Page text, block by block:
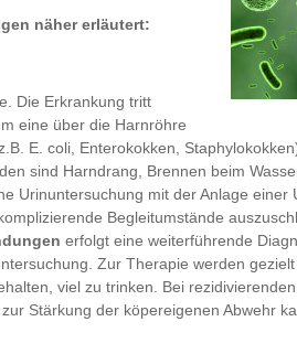
näher erläutert:
Die Erkrankung tritt
eine über die Harnröhre
E. coli, Enterokokken,
sind Harndrang, Brennen beim
Urinuntersuchung mit der Anlage einer
Begleitumstände
erfolgt eine weiterführende
Zur Therapie werden
viel zu trinken. Bei
Stärkung der köpereigenen Abwehr